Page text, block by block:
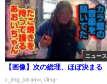
ニュース
【画像】次の総理、ほぼ決まる
c_img_param=; //img-